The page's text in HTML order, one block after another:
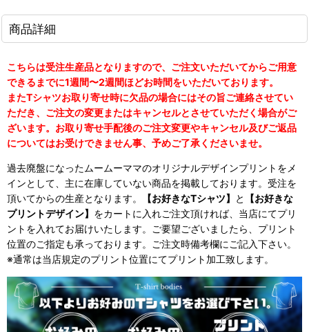
商品詳細
こちらは受注生産品となりますので、ご注文いただいてからご用意
できるまでに1週間〜2週間ほどお時間をいただいております。
またTシャツお取り寄せ時に欠品の場合にはその旨ご連絡させてい
ただき、ご注文の変更またはキャンセルとさせていただく場合がご
ざいます。お取り寄せ手配後のご注文変更やキャンセル及びご返品
についてはお受けできません事、予めご了承くださいませ。
過去廃盤になったムームーママのオリジナルデザインプリントをメ
インとして、主に在庫していない商品を掲載しております。受注を
頂いてからの生産となります。
【お好きなTシャツ】 と
【お好きな
プリントデザイン】 をカートに入れご注文頂ければ、当店にてプリ
ントを入れてお届けいたします。ご要望ございましたら、プリント
位置のご指定も承っております。ご注文時備考欄にご記入下さい。
※通常は当店規定のプリント位置にてプリント加工致します。